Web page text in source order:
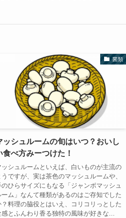
菌類
ッシュルームの旬はいつ？おいし
食べ方みーつけた！
ッシュルームといえば、白いものが主流の
うですが、実は茶色のマッシュルームや、
のひらサイズにもなる「ジャンボマッシュ
ーム」なんて種類があるのはご存知でした
？料理の脇役とはいえ、コリコリっとした
感とふんわり香る独特の風味が好きな...